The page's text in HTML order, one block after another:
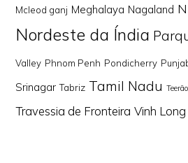
Mcleod ganj Meghalaya Nagaland
Nordeste da Índia
Valley Phnom Penh Pondicherry
Srinagar Tabriz Tamil Nadu Teerão
Travessia de Fronteira Vinh Long